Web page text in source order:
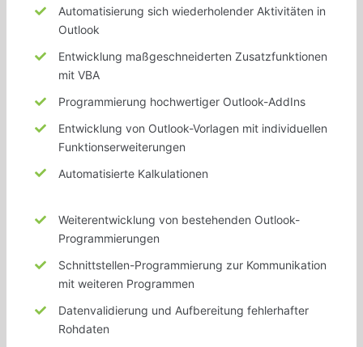
Automatisierung sich wiederholender Aktivitäten in
Outlook
Entwicklung maßgeschneiderten Zusatzfunktionen
mit VBA
Programmierung hochwertigerOutlook-AddIns
Entwicklung von Outlook-Vorlagen mit individuellen
Funktionserweiterungen
Automatisierte Kalkulationen
Weiterentwicklung von bestehenden Outlook-
Programmierungen
Schnittstellen-Programmierung zur Kommunikation
mit weiteren Programmen
Datenvalidierung und Aufbereitung fehlerhafter
Rohdaten